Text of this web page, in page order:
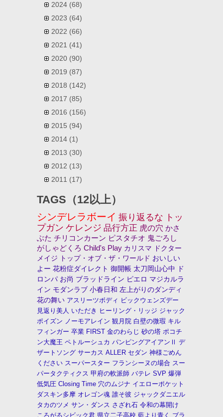
2024 (68)
2023 (64)
2022 (66)
2021 (41)
2020 (90)
2019 (87)
2018 (142)
2017 (85)
2016 (156)
2015 (94)
2014 (1)
2013 (30)
2012 (13)
2011 (17)
TAGS（12以上）
シンデレラボーイ 振り返るな トッ
プガン ケレンジ 品行方正 虎の穴 かさ
ぶた チリコンカーン ピスタチオ 鬼ごろし
がしゃどくろ Child's Play カリスマ
ドクター
メイジ
トップ・オブ・ザ・ワールド おいしい
よー 花粉症ダイレクト 御開帳 太刀岡山心中
ド
ロンパ お尚 ブラッドライン ピエロ マジカルラ
イン モダンラブ 小春日和 左上がりのダンディ
花の舞い アスリーツボディ ビックウェンズデー
見返り美人 いただき ヒーリング・リッジ ジャック
ポイズン ノーモアレイン 観月院 白壁の微瑕 キル
フィンガー 卒業 FIRST 金のわらじ 砂の塔 ポコチ
ン大魔王 ペトルーシュカ パンピングアイアンⅡ デ
ザートソング サーカス ALLER セダン 神様ごめん
ください スーパースター フランシーヌの場合 スー
パータクティクス 甲府の軟派師 バテレ SVP 爆弾
低気圧 Closing Time 穴のムジナ イエローポケット
ダスキン多摩 オレゴン魂 誰そ彼 ジャックダニエル
タカのツメ サン・ダンス さざれ石 令和の幕開け
ころがるシビック君 県立二子高校 藍より青く ブラ